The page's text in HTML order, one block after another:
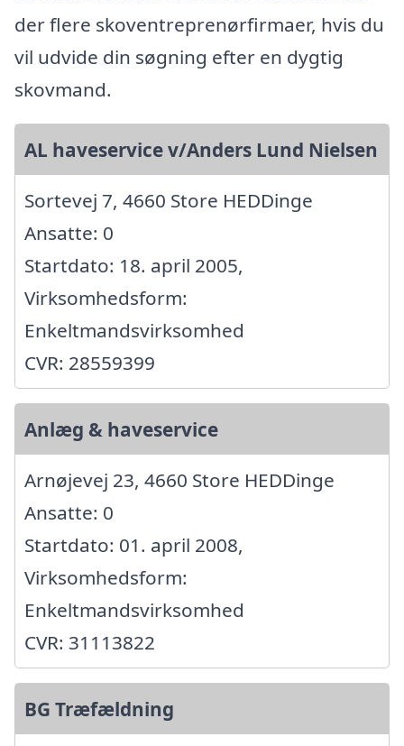
der flere skoventreprenørfirmaer, hvis du
vil udvide din søgning efter en dygtig
skovmand.
AL haveservice v/Anders Lund Nielsen
Sortevej 7, 4660 Store HEDDinge
Ansatte: 0
Startdato: 18. april 2005,
Virksomhedsform:
Enkeltmandsvirksomhed
CVR: 28559399
Anlæg & haveservice
Arnøjevej 23, 4660 Store HEDDinge
Ansatte: 0
Startdato: 01. april 2008,
Virksomhedsform:
Enkeltmandsvirksomhed
CVR: 31113822
BG Træfældning